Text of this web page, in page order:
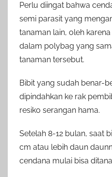
Perlu diingat bahwa
semi parasit yang
tanaman lain, oleh
dalam polybag yang
tanaman tersebut.
Bibit yang sudah benar-
dipindahkan ke rak
resiko serangan hama.
Setelah 8-12 bulan, saat
cm atau lebih daun
cendana mulai bisa